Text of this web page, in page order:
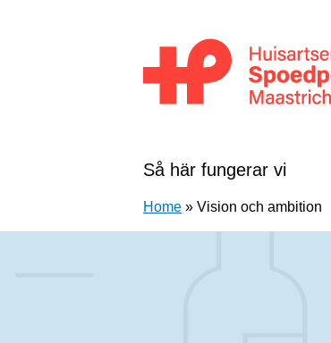
Så här fungerar vi
Home » Vision och ambition